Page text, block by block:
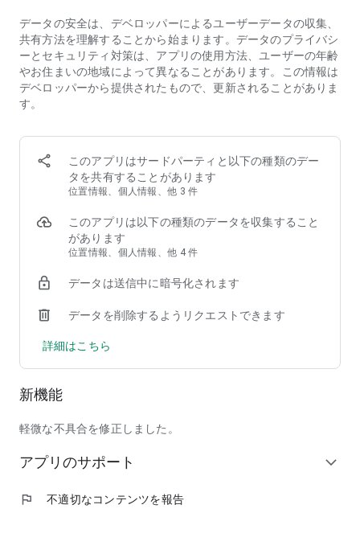
・ホームパーティーをフードデリバリーで豪華にしたい
・ロケ弁や会議弁当を出前で注文したい
・仕事が忙しいのでフードデリバリーを使いたい
・行列店は好きだけど並ばずにテイクアウトしたい
・忙しい中でも美味しいものをフードデリバリーで楽しみたい
・人気店の料理、おいしいグルメを家でゆったりと楽しみたい
◆フードデリバリーアプリ menu（メニュー）が選ばれる3つ
の理由
①【お得なキャンペーン】初回クーポンのほか、店舗限定割
②【掲載店舗が豊富】馴染みのチェーン店から人気の行列店ま
で、加盟店舗は90,000店以上！
③【安心して注文できる】使いやすい＆わかりやすい操作画面
も安心！
◆ここだけの紹介！フードデリバリーアプリ menu（メニュ
◎人気商品割引などのキャンペーンを日々チェック！いつでも
お得に出前を注文しよう！
上のレストランを頼んじゃおう！
ゲット！
ーク中のランチもご家族とのディナーも毎日お得に美味しく楽
◎特別な日には、いつもは手を出せない高級店特集「至高の銘
店」をデリバリーで頼んで、自宅で最高の贅沢を味わおう！
データの安全は、デベロッパーによるユーザーデータの収集、
共有方法を理解することから始まります。データのプライバシ
ーとセキュリティ対策は、アプリの使用方法、ユーザーの年齢
やお住まいの地域によって異なることがあります。この情報は
デベロッパーから提供されたもので、更新されることがありま
す。
このアプリはサードパーティと以下の種類のデー
タを共有することがあります
位置情報、個人情報、他 3 件
このアプリは以下の種類のデータを収集すること
があります
位置情報、個人情報、他 4 件
データは送信中に暗号化されます
データを削除するようリクエストできます
詳細はこちら
新機能
軽微な不具合を修正しました。
アプリのサポート expand_more
flag 不適切なコンテンツを報告